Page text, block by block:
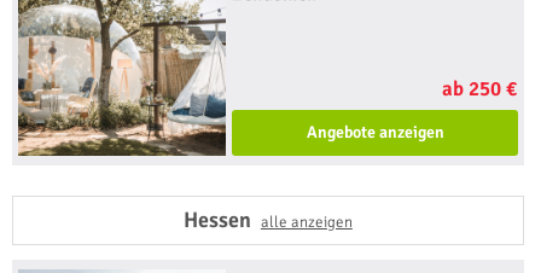
ab 250 €
Angebote anzeigen
Hessen alle anzeigen